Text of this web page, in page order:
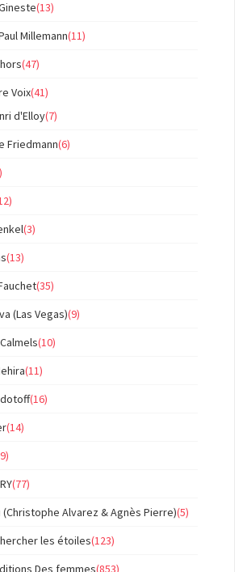
(13)
Millemann(11)
(47)
Voix(41)
d'Elloy(7)
Friedmann(6)
(3)
(13)
(35)
(Las Vegas)(9)
(10)
(11)
(16)
(14)
(77)
(Christophe Alvarez & Agnès Pierre)(5)
les étoiles(123)
Des femmes(853)